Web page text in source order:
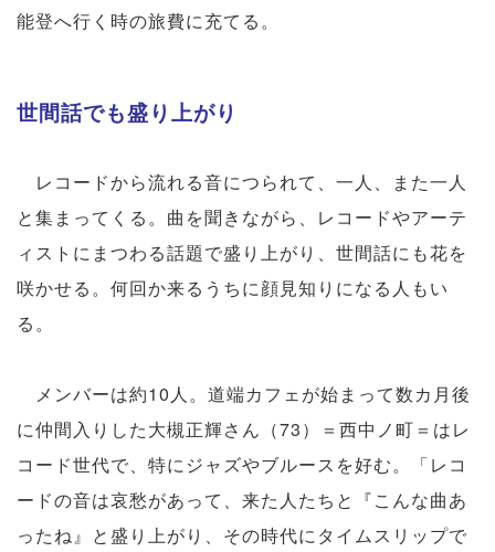
能登へ行く時の旅費に充てる。
世間話でも盛り上がり
レコードから流れる音につられて、一人、また一人
と集まってくる。曲を聞きながら、レコードやアーテ
ィストにまつわる話題で盛り上がり、世間話にも花を
咲かせる。何回か来るうちに顔見知りになる人もい
る。
メンバーは約10人。道端カフェが始まって数カ月後
に仲間入りした大槻正輝さん（73）＝西中ノ町＝はレ
コード世代で、特にジャズやブルースを好む。「レコ
ードの音は哀愁があって、来た人たちと『こんな曲あ
ったね』と盛り上がり、その時代にタイムスリップで